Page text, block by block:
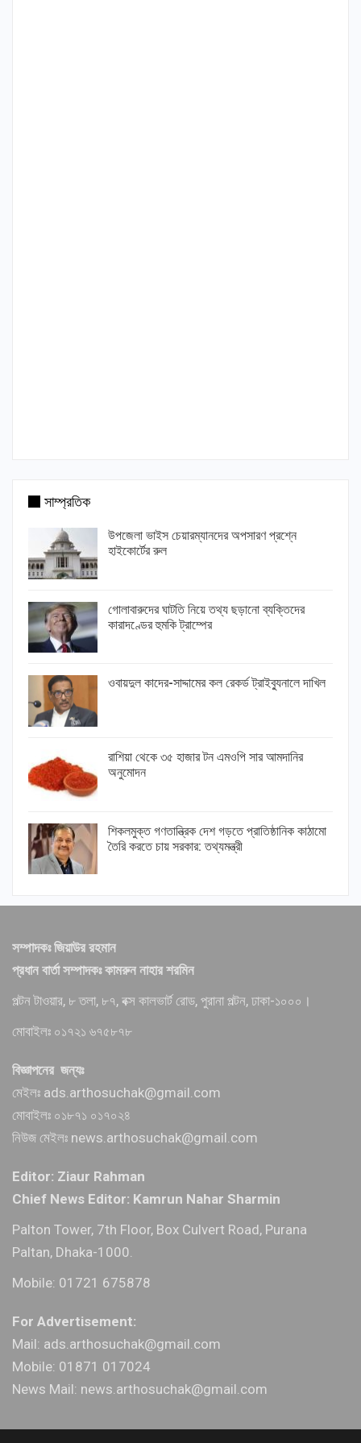
সাম্প্রতিক
উপজেলা ভাইস চেয়ারম্যানদের অপসারণ প্রশ্নে
হাইকোর্টের রুল
গোলাবারুদের ঘাটতি নিয়ে তথ্য ছড়ানো ব্যক্তিদের
কারাদণ্ডের হুমকি ট্রাম্পের
ওবায়দুল কাদের-সাদ্দামের কল রেকর্ড ট্রাইব্যুনালে দাখিল
রাশিয়া থেকে ৩৫ হাজার টন এমওপি সার আমদানির
অনুমোদন
শিকলমুক্ত গণতান্ত্রিক দেশ গড়তে প্রাতিষ্ঠানিক কাঠামো
তৈরি করতে চায় সরকার: তথ্যমন্ত্রী
সম্পাদকঃ জিয়াউর রহমান
প্রধান বার্তা সম্পাদকঃ কামরুন নাহার শরমিন
পল্টন টাওয়ার, ৮ তলা, ৮৭, বক্স কালভার্ট রোড, পুরানা পল্টন, ঢাকা-১০০০।
মোবাইলঃ ০১৭২১ ৬৭৫৮৭৮
বিজ্ঞাপনের জন্যঃ
মেইলঃ ads.arthosuchak@gmail.com
মোবাইলঃ ০১৮৭১ ০১৭০২৪
নিউজ মেইলঃ news.arthosuchak@gmail.com
Editor: Ziaur Rahman
Chief News Editor: Kamrun Nahar Sharmin
Palton Tower, 7th Floor, Box Culvert Road, Purana
Paltan, Dhaka-1000.
Mobile: 01721 675878
For Advertisement:
Mail: ads.arthosuchak@gmail.com
Mobile: 01871 017024
News Mail: news.arthosuchak@gmail.com